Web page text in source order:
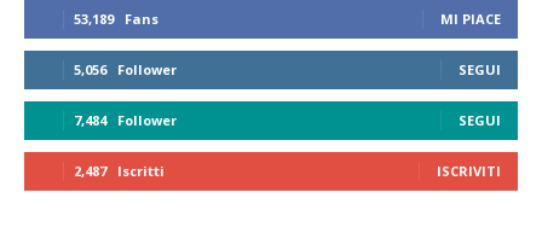
53,189 Fans MI PIACE
5,056 Follower SEGUI
7,484 Follower SEGUI
2,487 Iscritti ISCRIVITI